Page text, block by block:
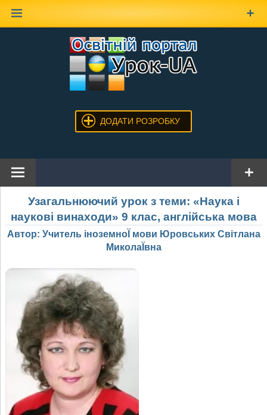
ДОДАТИ РОЗРОБКУ
Узагальнюючий урок з теми: «Наука і
наукові винаходи» 9 клас, англійська мова
Автор: Учитель іноземноЇ мови Юровських Світлана
МиколаЇвна